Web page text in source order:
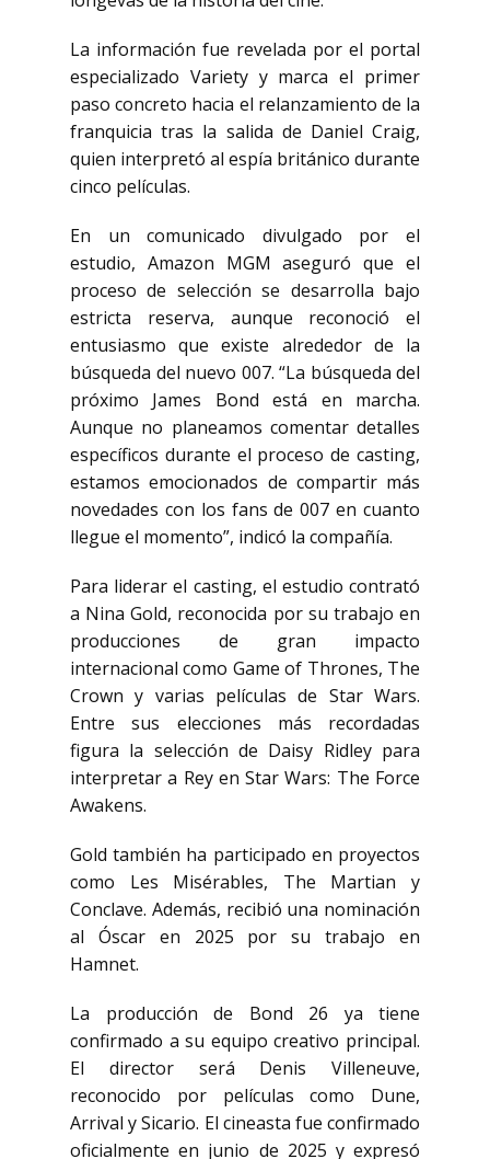
La información fue revelada por el portal
especializado Variety y marca el primer
paso concreto hacia el relanzamiento de la
franquicia tras la salida de Daniel Craig,
quien interpretó al espía británico durante
cinco películas.
En un comunicado divulgado por el
estudio, Amazon MGM aseguró que el
proceso de selección se desarrolla bajo
estricta reserva, aunque reconoció el
entusiasmo que existe alrededor de la
búsqueda del nuevo 007. “La búsqueda del
próximo James Bond está en marcha.
Aunque no planeamos comentar detalles
específicos durante el proceso de casting,
estamos emocionados de compartir más
novedades con los fans de 007 en cuanto
llegue el momento”, indicó la compañía.
Para liderar el casting, el estudio contrató
a Nina Gold, reconocida por su trabajo en
producciones de gran impacto
internacional como Game of Thrones, The
Crown y varias películas de Star Wars.
Entre sus elecciones más recordadas
figura la selección de Daisy Ridleypara
interpretar a Rey enStar Wars: The Force
Awakens.
Gold también ha participado en proyectos
como Les Misérables, The Martian y
Conclave. Además, recibió una nominación
al Óscar en 2025 por su trabajo en
Hamnet.
La producción de Bond 26 ya tiene
confirmado a su equipo creativo principal.
El director será Denis Villeneuve,
reconocido por películas como Dune,
Arrival ySicario. El cineasta fue confirmado
oficialmente en junio de 2025 y expresó